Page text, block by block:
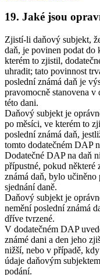
19. Jaké jsou
Zjistí-li daňový subjekt,
daň, je povinen podat do
kterém to zjistil,
uhradit; tato povinnost
poslední známá daň je
pravomocně stanovena
této dani.
Daňový subjekt je
po měsíci, ve kterém to
poslední známá daň,
tomto dodatečném DAP
Dodatečné DAP na daň
přípustné, pokud
známá daň, bylo
sjednání daně.
Daňový subjekt je
nemění poslední známá
dříve tvrzené.
V dodatečném DAP
známé dani a den jeho
nižší, nebo v případě,
údaje daňovým
podání.